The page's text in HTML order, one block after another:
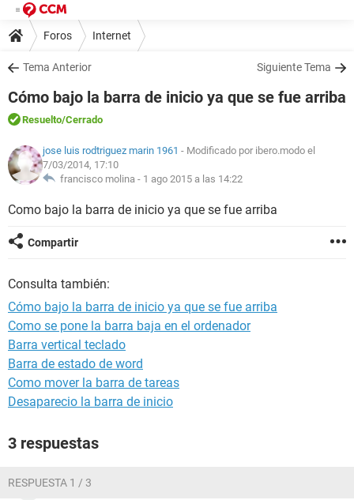
Foros Internet
Tema Anterior Siguiente Tema
Cómo bajo la barra de inicio ya que se fue arriba
Resuelto/Cerrado
jose luis rodtriguez marin 1961 - Modificado por ibero.modo el
7/03/2014, 17:10
francisco molina - 1 ago 2015 a las 14:22
Como bajo la barra de inicio ya que se fue arriba
Compartir
Consulta también:
Cómo bajo la barra de inicio ya que se fue arriba
Como se pone la barra baja en el ordenador
Barra vertical teclado
Barra de estado de word
Como mover la barra de tareas
Desaparecio la barra de inicio
3 respuestas
RESPUESTA 1 / 3